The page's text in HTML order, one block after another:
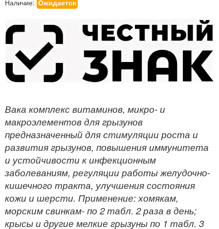
Наличие: Ожидается
Вака комплекс витаминов, микро- и
макроэлементов для грызунов
предназначенный для стимуляции роста и
развития грызунов, повышения иммунитета
и устойчивости к инфекционным
заболеваниям, регуляции работы желудочно-
кишечного тракта, улучшения состояния
кожи и шерсти. Применение: хомякам,
морским свинкам- по 2 табл. 2 раза в день;
крысы и другие мелкие грызуны по 1 табл. 3